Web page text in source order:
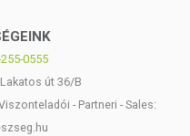
0555
út 36/B
- Partneri - Sales: